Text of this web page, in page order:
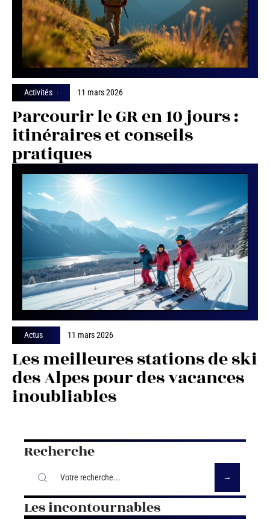
Activités 11 mars 2026
Parcourir le GR en 10 jours :
itinéraires et conseils
pratiques
Actus 11 mars 2026
Les meilleures stations de ski
des Alpes pour des vacances
inoubliables
Recherche
Les incontournables